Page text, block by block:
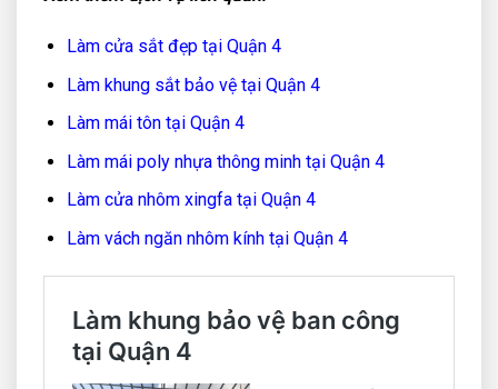
Làm cửa sắt đẹp tại Quận 4
Làm khung sắt bảo vệ tại Quận 4
Làm mái tôn tại Quận 4
Làm mái poly nhựa thông minh tại Quận 4
Làm cửa nhôm xingfa tại Quận 4
Làm vách ngăn nhôm kính tại Quận 4